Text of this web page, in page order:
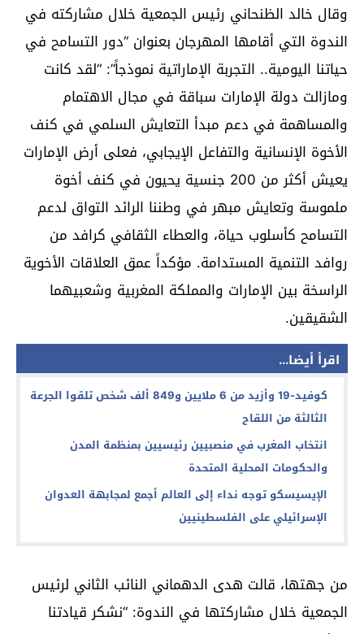
وقال خالد الظنحاني رئيس الجمعية خلال مشاركته في
الندوة التي أقامها المهرجان بعنوان “دور التسامح في
حياتنا اليومية.. التجربة الإماراتية نموذجاً”: “لقد كانت
ومازالت دولة الإمارات سباقة في مجال الاهتمام
والمساهمة في دعم مبدأ التعايش السلمي في كنف
الأخوة الإنسانية والتفاعل الإيجابي، فعلى أرض الإمارات
يعيش أكثر من 200 جنسية يحيون في كنف أخوة
ملموسة وتعايش مبهر في وطننا الرائد التواق لدعم
التسامح كأسلوب حياة، والعطاء الثقافي كرافد من
روافد التنمية المستدامة. مؤكداً عمق العلاقات الأخوية
الراسخة بين الإمارات والمملكة المغربية وشعبيهما
الشقيقين.
اقرأ أيضا...
كوفيد-19 وأزيد من 6 ملايين و849 ألف شخص تلقوا الجرعة
الثالثة من اللقاح
انتخاب المغرب في منصبيين رئيسيين بمنظمة المدن
والحكومات المحلية المتحدة
الإيسيسكو توجه نداء إلى العالم أجمع لمجابهة العدوان
الإسرائيلي على الفلسطينيين
من جهتها، قالت هدى الدهماني النائب الثاني لرئيس
الجمعية خلال مشاركتها في الندوة: “نشكر قيادتنا